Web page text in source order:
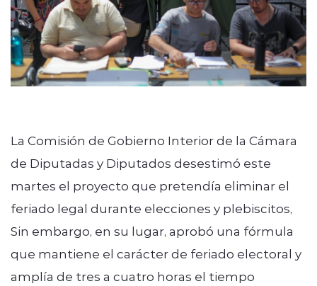
La Comisión de Gobierno Interior de la Cámara
de Diputadas y Diputados desestimó este
martes el proyecto que pretendía eliminar el
feriado legal durante elecciones y plebiscitos,
Sin embargo, en su lugar, aprobó una fórmula
que mantiene el carácter de feriado electoral y
amplía de tres a cuatro horas el tiempo